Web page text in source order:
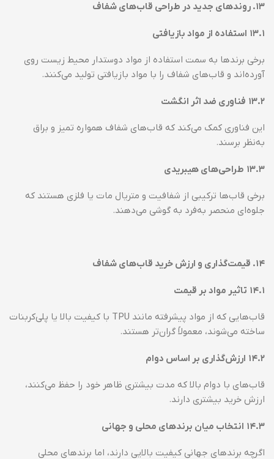
۱۳. روندهای جدید در طراحی قاب‌های شفاف
۱۳.۱ استفاده از مواد بازیافتی
برخی برندها به سمت استفاده از مواد دوستدار محیط زیست روی
آورده‌اند و قاب‌های شفاف را با مواد بازیافتی تولید می‌کنند.
۱۳.۲ فناوری ضد اثر انگشت
این فناوری کمک می‌کند که قاب‌های شفاف همواره تمیز و براق
به‌نظر برسند.
۱۳.۳ طراحی‌های هیبریدی
برخی قاب‌ها ترکیبی از شفافیت و متریال مات یا فلزی هستند که
جلوه‌ای منحصر به‌فرد به گوشی می‌دهند.
۱۴. قیمت‌گذاری و ارزش خرید قاب‌های شفاف
۱۴.۱ تاثیر مواد بر قیمت
قاب‌هایی که از مواد پیشرفته مانند TPU با کیفیت بالا یا پلی‌کربنات
ساخته می‌شوند، معمولاً گران‌تر هستند.
۱۴.۲ ارزش‌گذاری بر اساس دوام
قاب‌های با دوام بالا که مدت بیشتری ظاهر خود را حفظ می‌کنند،
ارزش خرید بیشتری دارند.
۱۴.۳ انتخاب میان برندهای محلی و جهانی
اگرچه برندهای جهانی کیفیت بالایی دارند، اما برندهای محلی